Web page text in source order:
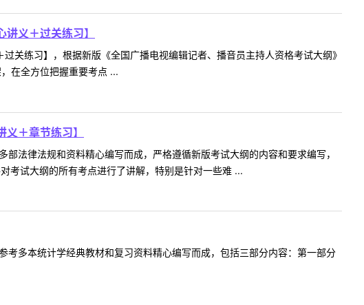
义＋过关练习】
关练习】，根据新版《全国广播电视编辑记者、播音员主持人资格考试大纲》
在全方位把握重要考点 ...
＋章节练习】
法律法规和资料精心编写而成，严格遵循新版考试大纲的内容和要求编写，
试大纲的所有考点进行了讲解，特别是针对一些难 ...
多本统计学经典教材和复习资料精心编写而成，包括三部分内容：第一部分